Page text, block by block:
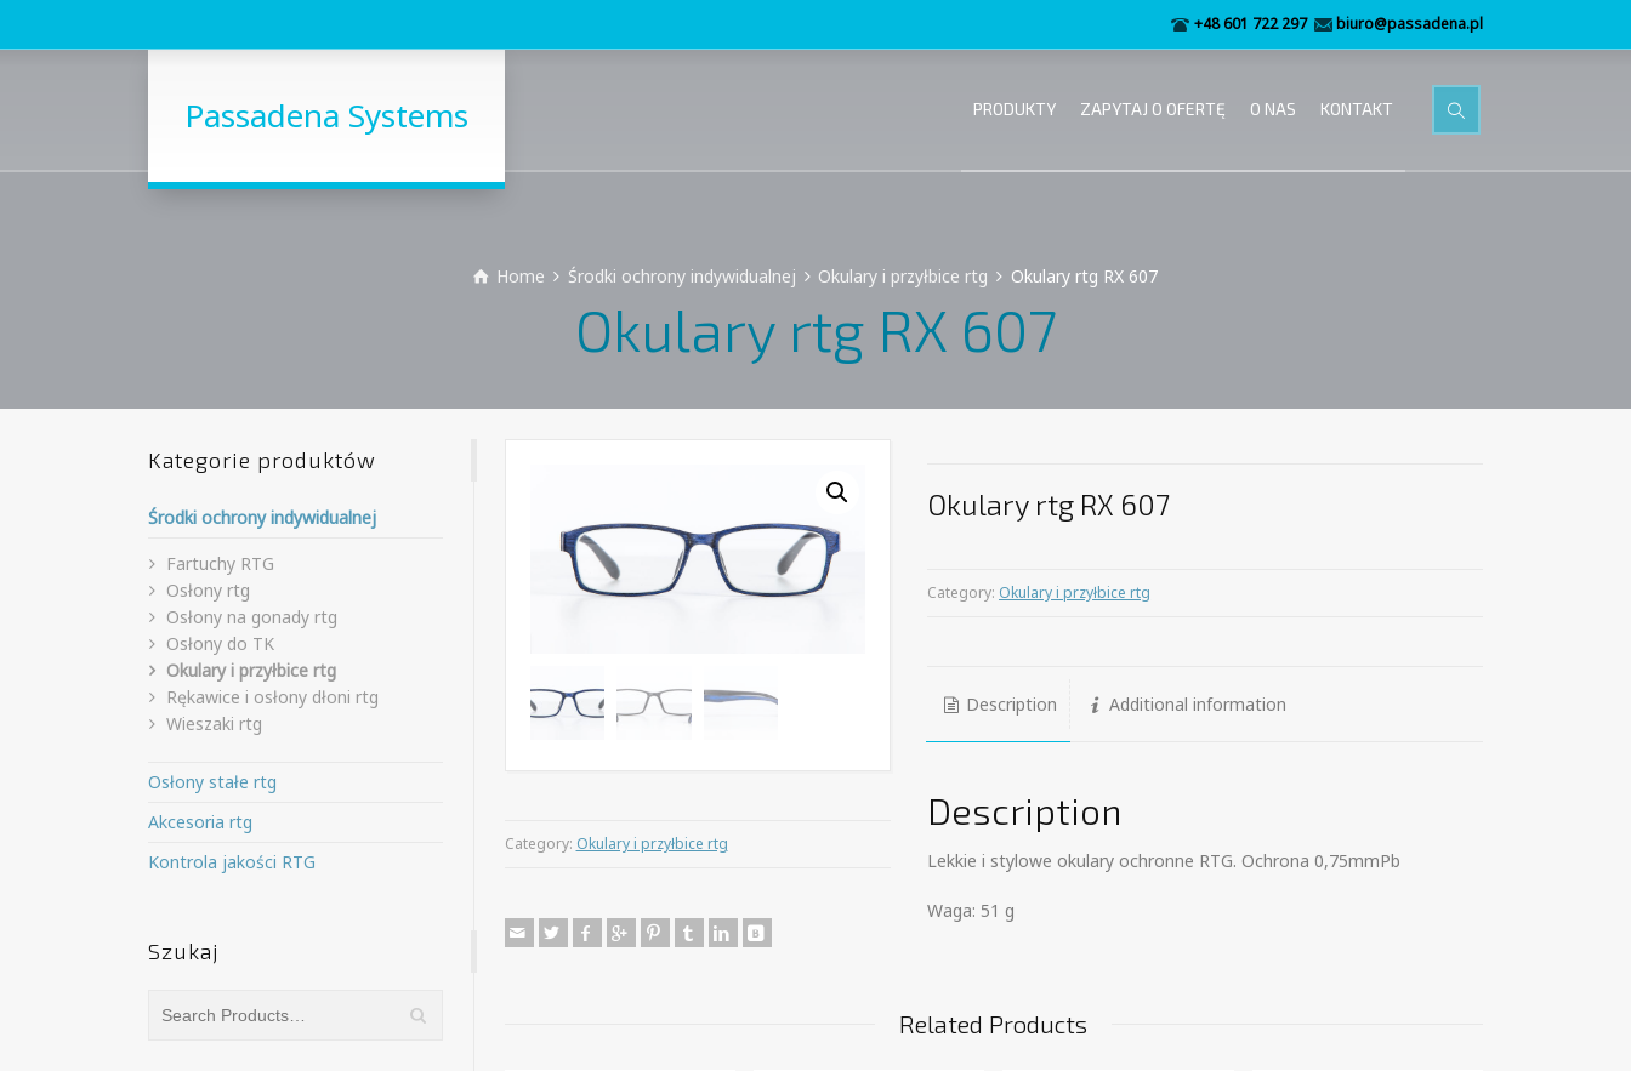
+48 601 722 297 biuro@passadena.pl
Passadena Systems PRODUKTY ZAPYTAJ O OFERTĘ O NAS KONTAKT
Home Środki ochrony indywidualnej Okulary i przyłbice rtg Okulary rtg RX 607
Okulary rtg RX 607
Category: Okulary i przyłbice rtg
Okulary rtg RX 607
Category: Okulary i przyłbice rtg
Description Additional information
Description
Lekkie i stylowe okulary ochronne RTG. Ochrona 0,75mmPb
Waga: 51 g
Related Products
Kategorie produktów
Środki ochrony indywidualnej
Fartuchy RTG
Osłony rtg
Osłony na gonady rtg
Osłony do TK
Okulary i przyłbice rtg
Rękawice i osłony dłoni rtg
Wieszaki rtg
Osłony stałe rtg
Akcesoria rtg
Kontrola jakości RTG
Szukaj